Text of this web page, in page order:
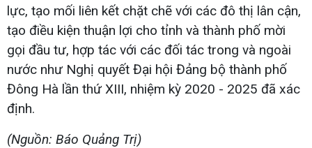
lực, tạo mối liên kết chặt chẽ với các đô thị lân cận,
tạo điều kiện thuận lợi cho tỉnh và thành phố mời
gọi đầu tư, hợp tác với các đối tác trong và ngoài
nước như Nghị quyết Đại hội Đảng bộ thành phố
Đông Hà lần thứ XIII, nhiệm kỳ 2020 - 2025 đã xác
định.
(Nguồn: Báo Quảng Trị)